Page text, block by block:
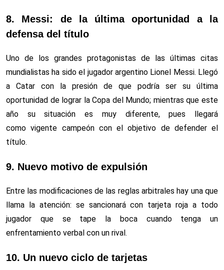
8. Messi: de la última oportunidad a la
defensa del título
Uno de los grandes protagonistas de las últimas citas
mundialistas ha sido el jugador argentino Lionel Messi. Llegó
a Catar con la presión de que podría ser su última
oportunidad de lograr la Copa del Mundo; mientras que este
año su situación es muy diferente, pues llegará
como vigente campeón con el objetivo de defender el
título.
9. Nuevo motivo de expulsión
Entre las modificaciones de las reglas arbitrales hay una que
llama la atención: se sancionará con tarjeta roja a todo
jugador que se tape la boca cuando tenga un
enfrentamiento verbal con un rival.
10. Un nuevo ciclo de tarjetas